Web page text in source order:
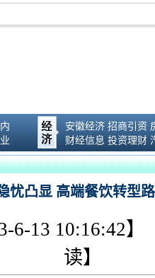
安徽经济 招商引资
财经信息 投资理财
忧凸显 高端餐饮转型
6-13 10:16:42
读】